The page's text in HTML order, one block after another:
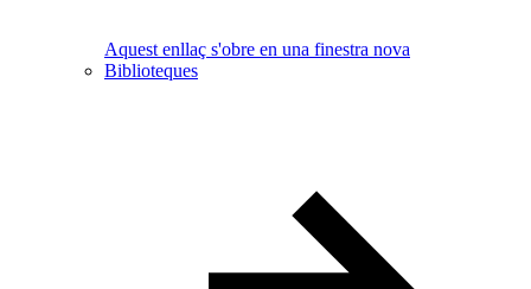
Aquest enllaç s'obre en una finestra nova
Biblioteques